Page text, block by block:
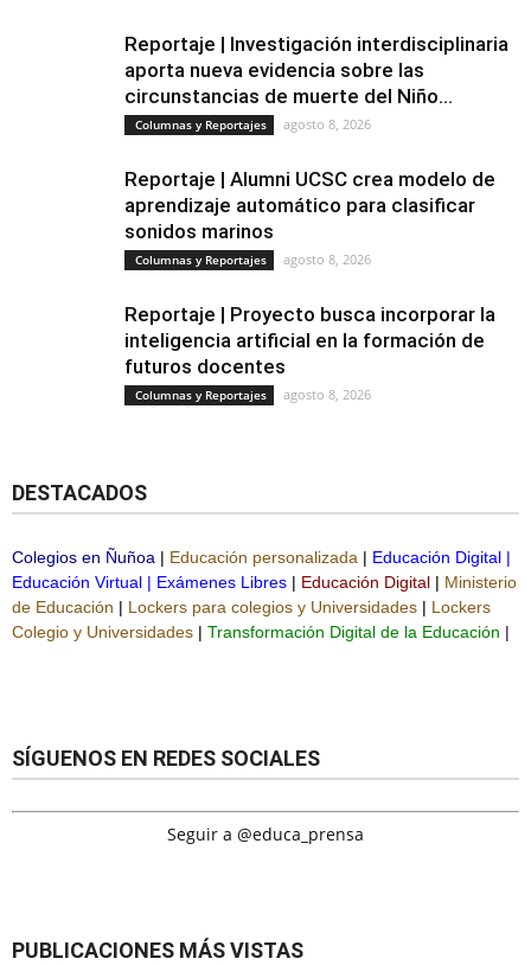
Reportaje | Investigación interdisciplinaria
aporta nueva evidencia sobre las
circunstancias de muerte del Niño...
Columnas y Reportajes agosto 8, 2026
Reportaje | Alumni UCSC crea modelo de
aprendizaje automático para clasificar
sonidos marinos
Columnas y Reportajes agosto 8, 2026
Reportaje | Proyecto busca incorporar la
inteligencia artificial en la formación de
futuros docentes
Columnas y Reportajes agosto 8, 2026
DESTACADOS
Colegios en Ñuñoa | Educación personalizada | Educación Digital |
Educación Virtual | Exámenes Libres | Educación Digital | Ministerio
de Educación | Lockers para colegios y Universidades | Lockers
Colegio y Universidades | Transformación Digital de la Educación |
SÍGUENOS EN REDES SOCIALES
Seguir a @educa_prensa
PUBLICACIONES MÁS VISTAS